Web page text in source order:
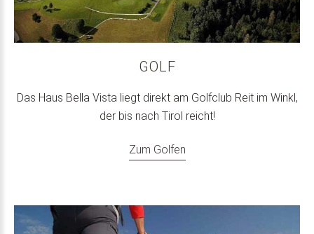
GOLF
Das Haus Bella Vista liegt direkt am Golfclub Reit im Winkl,
der bis nach Tirol reicht!
Zum Golfen